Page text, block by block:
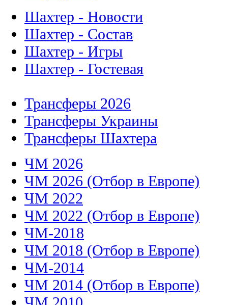
Шахтер - Новости
Шахтер - Состав
Шахтер - Игры
Шахтер - Гостевая
Трансферы 2026
Трансферы Украины
Трансферы Шахтера
ЧМ 2026
ЧМ 2026 (Отбор в Европе)
ЧМ 2022
ЧМ 2022 (Отбор в Европе)
ЧМ-2018
ЧМ 2018 (Отбор в Европе)
ЧМ-2014
ЧМ 2014 (Отбор в Европе)